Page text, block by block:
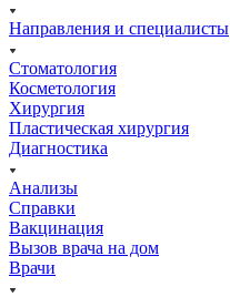
Направления и специалисты
Стоматология
Косметология
Хирургия
Пластическая хирургия
Диагностика
Анализы
Справки
Вакцинация
Вызов врача на дом
Врачи